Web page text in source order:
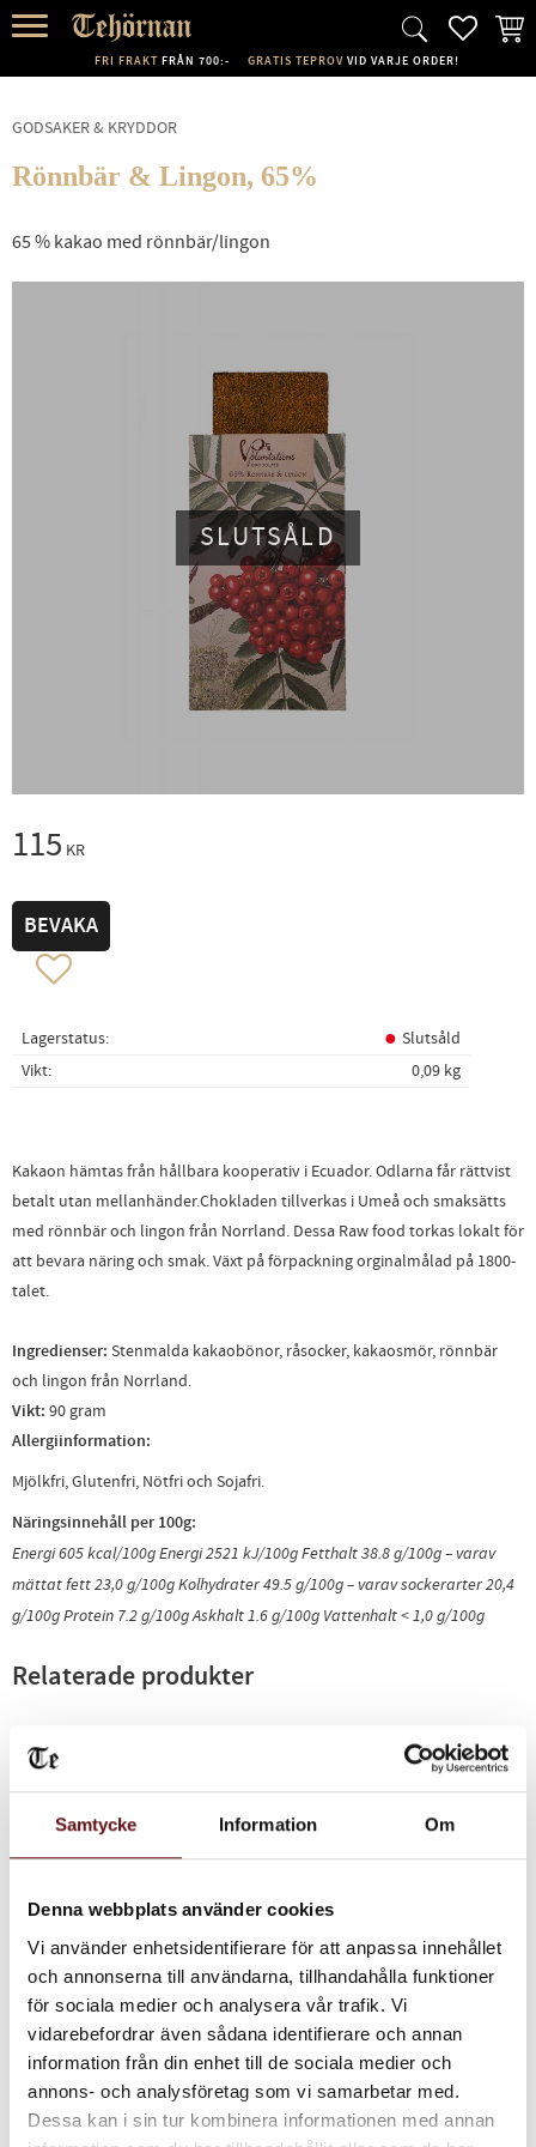
Samtycke Information Om
Denna webbplats använder cookies
Vi använder enhetsidentifierare för att anpassa innehållet
och annonserna till användarna, tillhandahålla funktioner
för sociala medier och analysera vår trafik. Vi
vidarebefordrar även sådana identifierare och annan
information från din enhet till de sociala medier och
annons- och analysföretag som vi samarbetar med.
Dessa kan i sin tur kombinera informationen med annan
FRI FRAKT FRÅN 700:- GRATIS TEPROV VID VARJE ORDER!
GODSAKER & KRYDDOR
Rönnbär & Lingon, 65%
65 % kakao med rönnbär/lingon
SLUTSÅLD
115 KR
Lägg till i favoriter
BEVAKA
Lagerstatus
Slutsåld
Vikt
0,09 kg
Kakaon hämtas från hållbara kooperativ i Ecuador. Odlarna får rättvist
betalt utan mellanhänder.Chokladen tillverkas i Umeå och smaksätts
med rönnbär och lingon från Norrland. Dessa Raw food torkas lokalt för
att bevara näring och smak. Växt på förpackning orginalmålad på 1800-
talet.
Ingredienser: Stenmalda kakaobönor, råsocker, kakaosmör, rönnbär
och lingon från Norrland.
Vikt: 90 gram
Allergiinformation:
Mjölkfri, Glutenfri, Nötfri och Sojafri.
Näringsinnehåll per 100g:
Energi 605 kcal/100gEnergi 2521 kJ/100gFetthalt 38.8 g/100g– varav
mättat fett 23,0 g/100gKolhydrater 49.5 g/100g– varav sockerarter 20,4
g/100gProtein 7.2 g/100gAskhalt 1.6 g/100g Vattenhalt < 1,0 g/100g
Relaterade produkter
Choklad Kaffe
Kaffe med smak av choklad.
130KR
Lägg till i favoriter INFO
Hälsningar från
Umeå, presentpaket
Presentpaket med lokal
anknytning. Vårt svarta Umeå
te, Umeå kaffe och choklad
från Nordic Chocolate.
325KR
Lägg till i favoriter